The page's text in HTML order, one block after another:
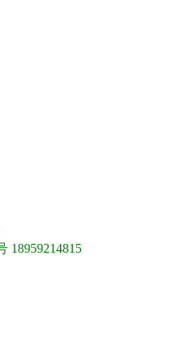
18959214815